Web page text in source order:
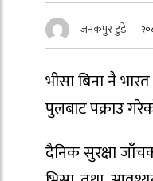
जनकपुर टुडे
भीसा बिना नै
पुलबाट पक्राउ
दैनिक सुरक्षा